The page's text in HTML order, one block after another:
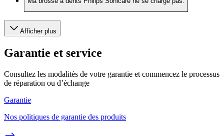
Afficher plus
Garantie et service
Consultez les modalités de votre garantie et commencez le processus
de réparation ou d’échange
Garantie
Nos politiques de garantie des produits